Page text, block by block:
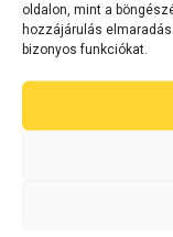
oldalon, mint a
hozzájárulás
bizonyos funkciókat.
Az Epson
jelentést